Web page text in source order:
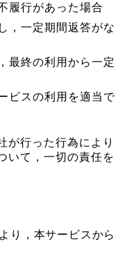
履行があった場合
，一定期間返答がな
最終の利用から一定
ビスの利用を適当で
が行った行為により
いて，一切の責任を
り，本サービスから